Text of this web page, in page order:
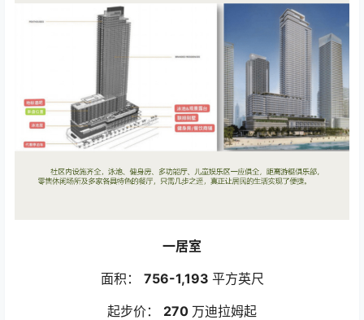
一居室
面积： 756-1,193 平方英尺
起步价： 270 万迪拉姆起